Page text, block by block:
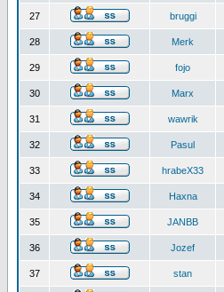
27 bruggi
28 Merk
29 fojo
30 Marx
31 wawrik
32 Pasul
33 hrabeX33
34 Haxna
35 JANBB
36 Jozef
37 stan